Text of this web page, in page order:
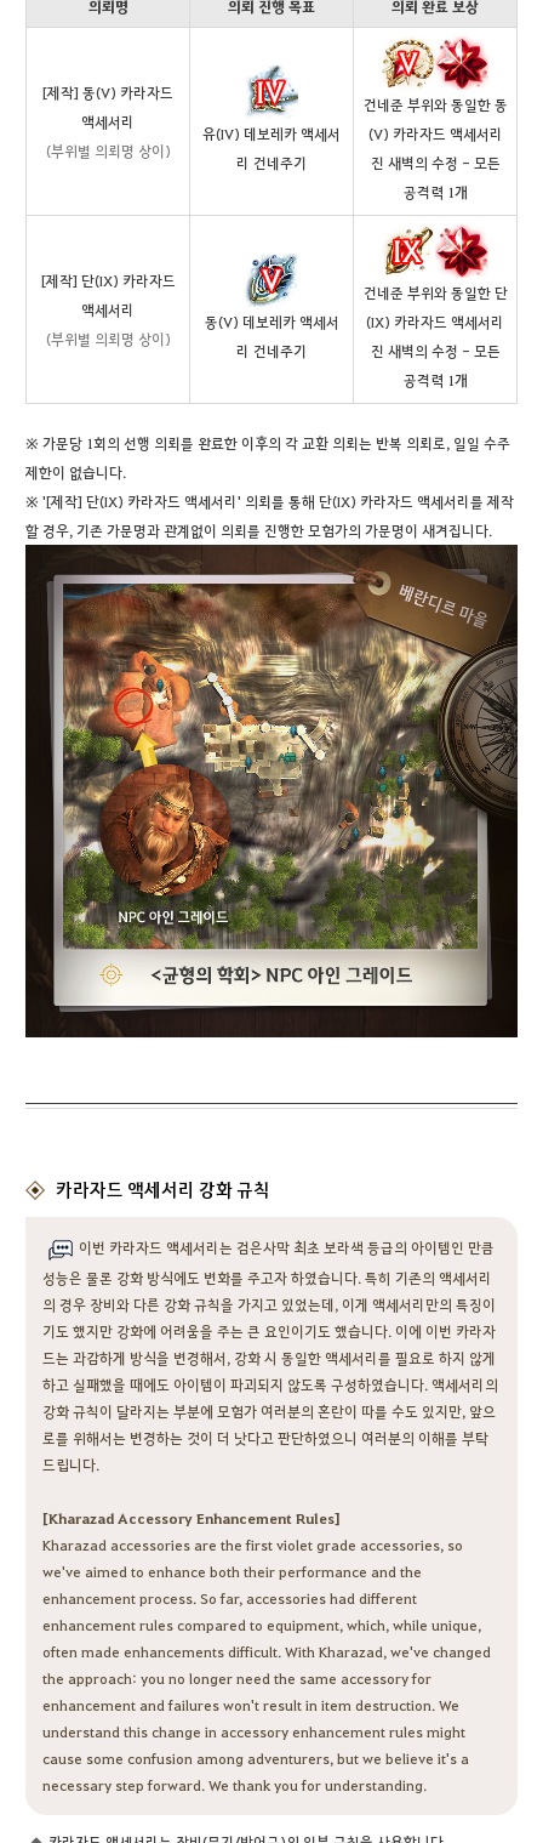
의뢰명 의뢰 진행 목표 의뢰 완료 보상
[제작] 동(V) 카라자드
액세서리
(부위별 의뢰명 상이)
유(IV) 데보레카 액세서
리 건네주기
건네준 부위와 동일한 동
(V) 카라자드 액세서리
진 새벽의 수정 - 모든
공격력 1개
[제작] 단(IX) 카라자드
액세서리
(부위별 의뢰명 상이)
동(V) 데보레카 액세서
리 건네주기
건네준 부위와 동일한 단
(IX) 카라자드 액세서리
진 새벽의 수정 - 모든
공격력 1개
※ 가문당 1회의 선행 의뢰를 완료한 이후의 각 교환 의뢰는 반복 의뢰로, 일일 수주
제한이 없습니다.
※ '[제작] 단(IX) 카라자드 액세서리' 의뢰를 통해 단(IX) 카라자드 액세서리를 제작
할 경우, 기존 가문명과 관계없이 의뢰를 진행한 모험가의 가문명이 새겨집니다.
카라자드 액세서리 강화 규칙
이번 카라자드 액세서리는 검은사막 최초 보라색 등급의 아이템인 만큼
성능은 물론 강화 방식에도 변화를 주고자 하였습니다. 특히 기존의 액세서리
의 경우 장비와 다른 강화 규칙을 가지고 있었는데, 이게 액세서리만의 특징이
기도 했지만 강화에 어려움을 주는 큰 요인이기도 했습니다. 이에 이번 카라자
드는 과감하게 방식을 변경해서, 강화 시 동일한 액세서리를 필요로 하지 않게
하고 실패했을 때에도 아이템이 파괴되지 않도록 구성하였습니다. 액세서리의
강화 규칙이 달라지는 부분에 모험가 여러분의 혼란이 따를 수도 있지만, 앞으
로를 위해서는 변경하는 것이 더 낫다고 판단하였으니 여러분의 이해를 부탁
드립니다.
[Kharazad Accessory Enhancement Rules]
Kharazad accessories are the first violet grade accessories, so
we've aimed to enhance both their performance and the
enhancement process. So far, accessories had different
enhancement rules compared to equipment, which, while unique,
often made enhancements difficult. With Kharazad, we've changed
the approach: you no longer need the same accessory for
enhancement and failures won't result in item destruction. We
understand this change in accessory enhancement rules might
cause some confusion among adventurers, but we believe it's a
necessary step forward. We thank you for understanding.